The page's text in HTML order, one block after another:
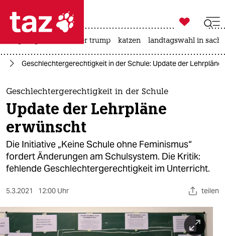
 taz zahl ich
taz zahl ich
themen
politik
öko
gesellschaft
sport
berlin

taz zahl ich
usa unter trump katzen landtagswahl in
Geschlechtergerechtigkeit in der Schule: Update der Lehrpläne
Geschlechtergerechtigkeit in der Schule
Update der Lehrpläne
erwünscht
Die Initiative „Keine Schule ohne Feminismus“
fordert Änderungen am Schulsystem. Die Kritik:
fehlende Geschlechtergerechtigkeit im Unterricht.
5.3.2021 12:00 Uhr teilen